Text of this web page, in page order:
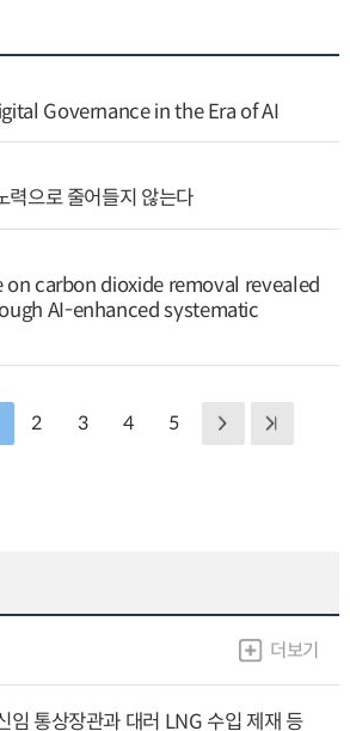
Governance in the Era of AI
력으로 줄어들지 않는다
carbon dioxide removal revealed
AI-enhanced systematic
2 3 4 5
더보기
임 통상장관과 대러 LNG 수입 제재 등